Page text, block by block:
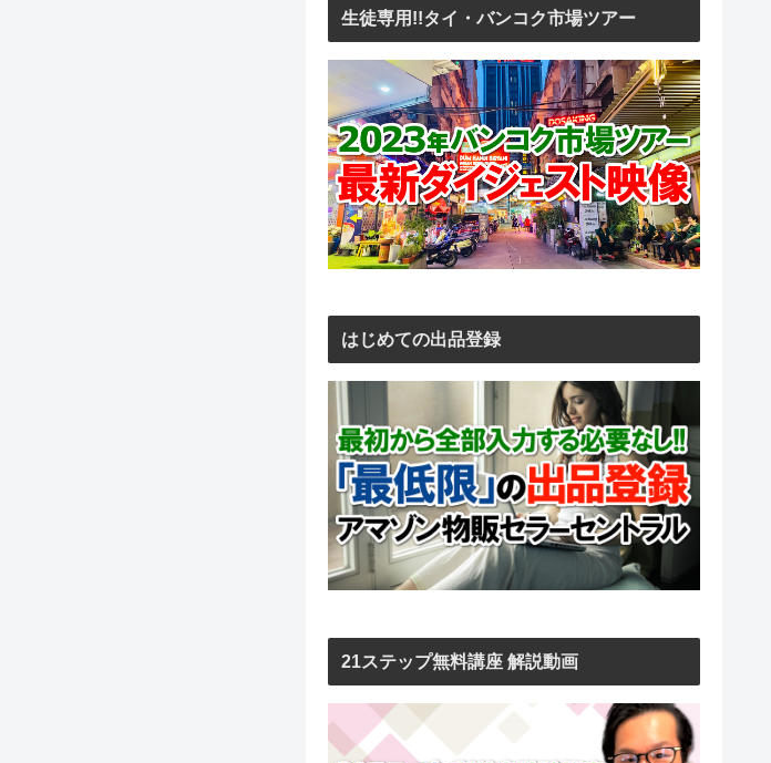
生徒専用!!タイ・バンコク市場ツアー
はじめての出品登録
21ステップ無料講座 解説動画